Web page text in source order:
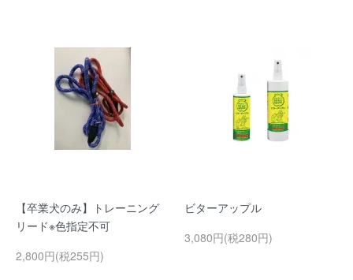
【卒業犬のみ】トレーニング
リード※色指定不可
2,800円(税255円)
ビターアップル
3,080円(税280円)